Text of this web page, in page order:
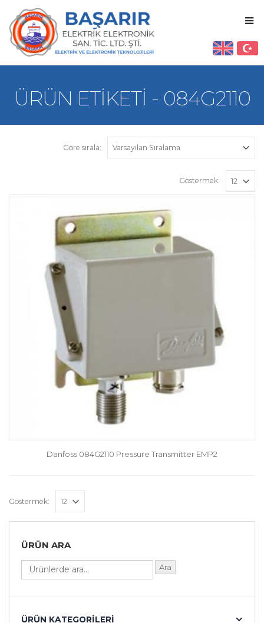
ÜRÜN ETIKETI - 084G2110
Göre sırala:
Göstermek:
Danfoss 084G2110 Pressure Transmitter EMP2
Göstermek:
ÜRÜN ARA
Ara
ÜRÜN KATEGORILERI